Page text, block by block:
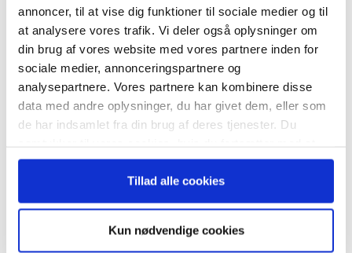
annoncer, til at vise dig funktioner til sociale medier og til
at analysere vores trafik. Vi deler også oplysninger om
din brug af vores website med vores partnere inden for
sociale medier, annonceringspartnere og
analysepartnere. Vores partnere kan kombinere disse
data med andre oplysninger, du har givet dem, eller som
de har indsamlet fra din brug af deres tjenester. Du
anvende vores hjemmeside.
Tillad alle cookies
Kun nødvendige cookies
er en europæisk pioner inden for udvikling
og produktion af nano- og mikrosatellitter. Med over 17
opbygget et stærkt renommé som leverandør af nogle